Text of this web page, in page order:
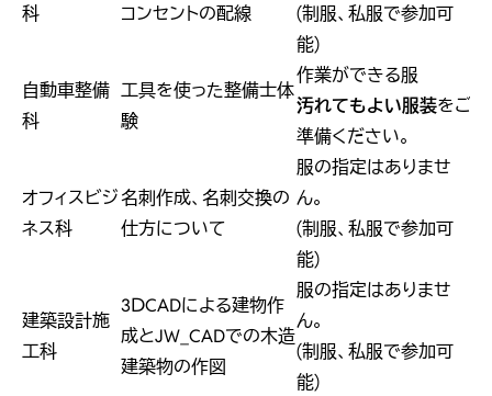
科
コンセントの配線
(制服、私服で参加可
能)
自動車整備
科
工具を使った整備士体
験
作業ができる服
汚れてもよい服装をご
準備ください。
オフィスビジ
ネス科
名刺作成、名刺交換の
仕方について
服の指定はありませ
ん。
(制服、私服で参加可
能)
建築設計施
工科
3ＤCADによる建物作
成とJW_CADでの木造
建築物の作図
服の指定はありませ
ん。
(制服、私服で参加可
能)